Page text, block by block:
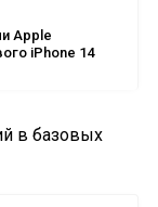
Apple
iPhone 14
в базовых